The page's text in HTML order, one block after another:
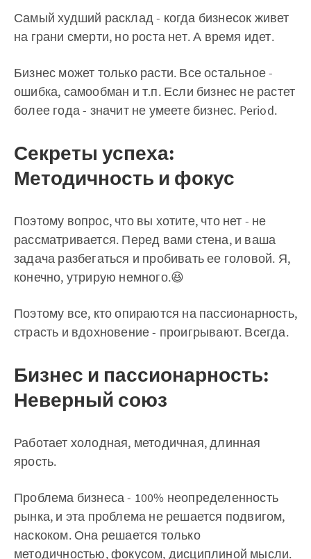
Самый худший расклад - когда бизнесок живет
на грани смерти, но роста нет. А время идет.
Бизнес может только расти. Все остальное -
ошибка, самообман и т.п. Если бизнес не растет
более года - значит не умеете бизнес. Period.
Секреты успеха:
Методичность и фокус
Поэтому вопрос, что вы хотите, что нет - не
рассматривается. Перед вами стена, и ваша
задача разбегаться и пробивать ее головой. Я,
конечно, утрирую немного.😆️
Поэтому все, кто опираются на пассионарность,
страсть и вдохновение - проигрывают. Всегда.
Бизнес и пассионарность:
Неверный союз
Работает холодная, методичная, длинная
ярость.
Проблема бизнеса - 100% неопределенность
рынка, и эта проблема не решается подвигом,
наскоком. Она решается только
методичностью, фокусом, дисциплиной мысли.